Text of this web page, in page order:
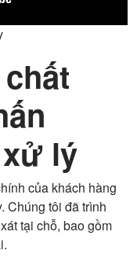
lý
của khách hàng
Chúng tôi đã trình
tại chỗ, bao gồm